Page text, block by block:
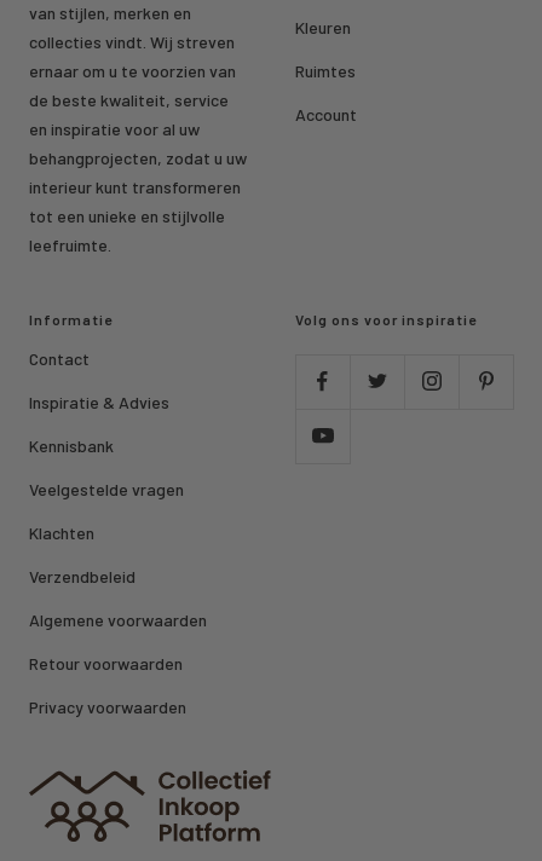
van stijlen, merken en
collecties vindt. Wij streven
ernaar om u te voorzien van
de beste kwaliteit, service
en inspiratie voor al uw
behangprojecten, zodat u uw
interieur kunt transformeren
tot een unieke en stijlvolle
leefruimte.
Kleuren
Ruimtes
Account
Informatie
Contact
Inspiratie & Advies
Kennisbank
Veelgestelde vragen
Klachten
Verzendbeleid
Algemene voorwaarden
Retour voorwaarden
Privacy voorwaarden
Volg ons voor inspiratie